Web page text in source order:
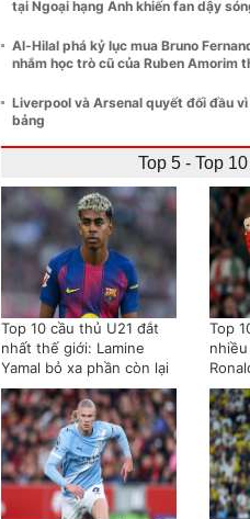
tại Ngoại hạng Anh khiến fan dậy
Al-Hilal phá kỷ lục mua Bruno
nhắm học trò cũ của Ruben Amorim
Liverpool và Arsenal quyết đối đầu vì
bảng
Top 5 - Top 10
Top 10 cầu thủ U21 đắt
nhất thế giới: Lamine
Yamal bỏ xa phần còn lại
Top